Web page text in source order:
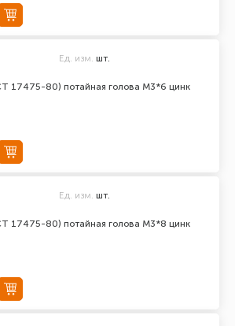
17475-80) потайная голова М3*6 цинк
Ед. изм. шт.
17475-80) потайная голова М3*8 цинк
Ед. изм. шт.